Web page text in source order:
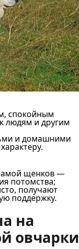
спокойным
людям и другим
и домашними
щенков —
потомства;
получают
поддержку.
на
овчарки